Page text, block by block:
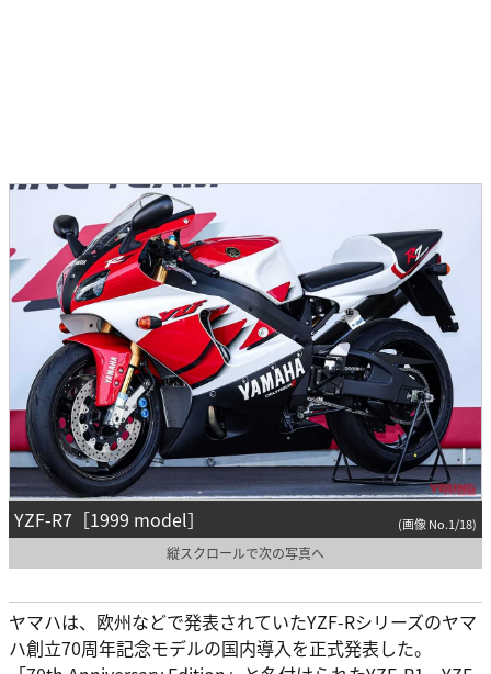
YZF-R7［1999 model］ (画像 No.1/18)
縦スクロールで次の写真へ
ヤマハは、欧州などで発表されていたYZF-Rシリーズのヤマ
ハ創立70周年記念モデルの国内導入を正式発表した。